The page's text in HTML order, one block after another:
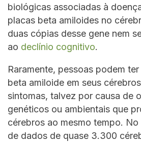
biológicas associadas à
placas beta amiloides no
duas cópias desse gene nem
ao declínio cognitivo.
Raramente, pessoas podem
beta amiloide em seus
sintomas, talvez por causa de
genéticos ou ambientais que
cérebros ao mesmo tempo.
de dados de quase 3.300